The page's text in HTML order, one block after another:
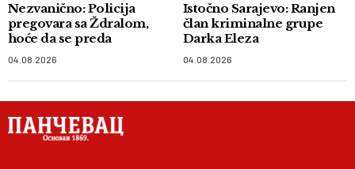
Nezvanično: Policija
pregovara sa Ždralom,
hoće da se preda
04.08.2026
Istočno Sarajevo: Ranjen
član kriminalne grupe
Darka Eleza
04.08.2026